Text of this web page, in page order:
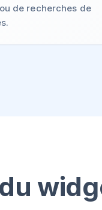
de recherches de